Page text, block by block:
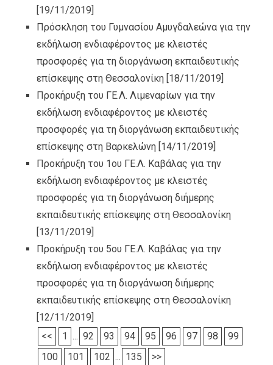
[19/11/2019]
Πρόσκληση του Γυμνασίου Αμυγδαλεώνα για την
εκδήλωση ενδιαφέροντος με κλειστές
προσφορές για τη διοργάνωση εκπαιδευτικής
επίσκεψης στη Θεσσαλονίκη [18/11/2019]
Προκήρυξη του ΓΕ.Λ. Λιμεναρίων για την
εκδήλωση ενδιαφέροντος με κλειστές
προσφορές για τη διοργάνωση εκπαιδευτικής
επίσκεψης στη Βαρκελώνη [14/11/2019]
Προκήρυξη του 1ου ΓΕ.Λ. Καβάλας για την
εκδήλωση ενδιαφέροντος με κλειστές
προσφορές για τη διοργάνωση διήμερης
εκπαιδευτικής επίσκεψης στη Θεσσαλονίκη
[13/11/2019]
Προκήρυξη του 5ου ΓΕ.Λ. Καβάλας για την
εκδήλωση ενδιαφέροντος με κλειστές
προσφορές για τη διοργάνωση διήμερης
εκπαιδευτικής επίσκεψης στη Θεσσαλονίκη
[12/11/2019]
<<
1 ... 92 93 94 95 96 97 98
99
100
101 102 ... 135 >>